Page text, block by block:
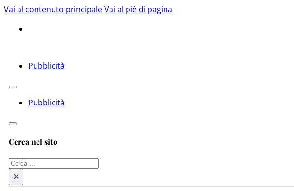
Vai al contenuto principaleVai al piè di pagina
Pubblicità
Pubblicità
Cerca nel sito
Cerca
×